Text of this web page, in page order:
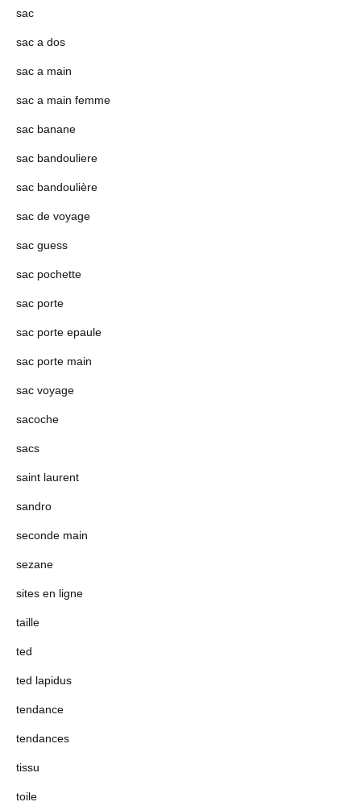
sac
sac a dos
sac a main
sac a main femme
sac banane
sac bandouliere
sac bandoulière
sac de voyage
sac guess
sac pochette
sac porte
sac porte epaule
sac porte main
sac voyage
sacoche
sacs
saint laurent
sandro
seconde main
sezane
sites en ligne
taille
ted
ted lapidus
tendance
tendances
tissu
toile